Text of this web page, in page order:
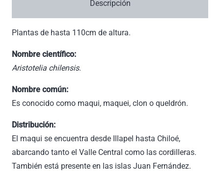
Descripción
Plantas de hasta 110cm de altura.
Nombre científico:
Aristotelia chilensis.
Nombre común:
Es conocido como maqui, maquei, clon o queldrón.
Distribución:
El maqui se encuentra desde Illapel hasta Chiloé,
abarcando tanto el Valle Central como las cordilleras.
También está presente en las islas Juan Fernández.